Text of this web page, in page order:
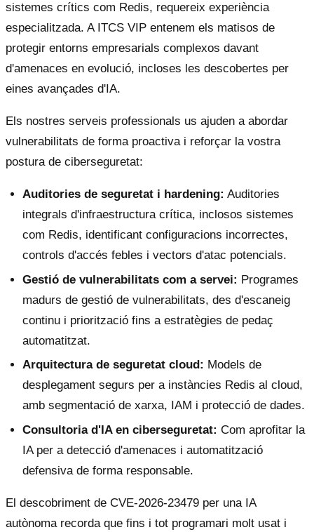
sistemes crítics com Redis, requereix experiència
especialitzada. A ITCS VIP entenem els matisos de
protegir entorns empresarials complexos davant
d'amenaces en evolució, incloses les descobertes per
eines avançades d'IA.
Els nostres serveis professionals us ajuden a abordar
vulnerabilitats de forma proactiva i reforçar la vostra
postura de ciberseguretat:
Auditories de seguretat i hardening: Auditories
integrals d'infraestructura crítica, inclosos sistemes
com Redis, identificant configuracions incorrectes,
controls d'accés febles i vectors d'atac potencials.
Gestió de vulnerabilitats com a servei: Programes
madurs de gestió de vulnerabilitats, des d'escaneig
continu i priorització fins a estratègies de pedaç
automatitzat.
Arquitectura de seguretat cloud: Models de
desplegament segurs per a instàncies Redis al cloud,
amb segmentació de xarxa, IAM i protecció de dades.
Consultoria d'IA en ciberseguretat: Com aprofitar la
IA per a detecció d'amenaces i automatització
defensiva de forma responsable.
El descobriment de CVE-2026-23479 per una IA
autònoma recorda que fins i tot programari molt usat i